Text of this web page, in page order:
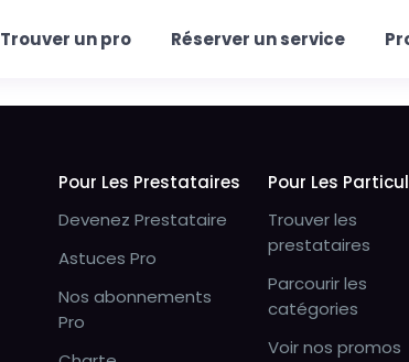
Trouver un pro Réserver un service
Pour Les Prestataires
Devenez Prestataire
Astuces Pro
Nos abonnements
Pro
Pour Les
Trouver les
prestataires
Parcourir les
catégories
Voir nos promos